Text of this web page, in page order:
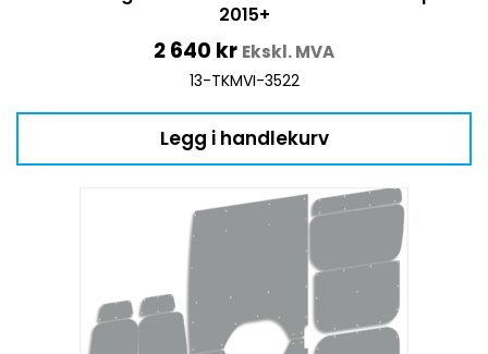
2015+
2 640 kr Ekskl. MVA
13-TKMVI-3522
Legg i handlekurv